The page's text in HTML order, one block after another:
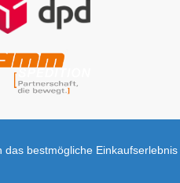
bestmögliche Einkaufserlebnis